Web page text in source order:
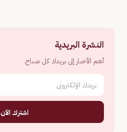
النشرة البريدية
أهم الأخبار إلى بريدك كل صباح.
اشترك الآن